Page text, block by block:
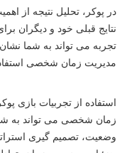
در پوکر، تحلیل نتیجه از
نتایج قبلی خود و دیگران
تجربه می تواند به شما
مدیریت زمان شخصی
استفاده از تجربیات بازی
زمان شخصی می تواند به
وضعیت، تصمیم گیری